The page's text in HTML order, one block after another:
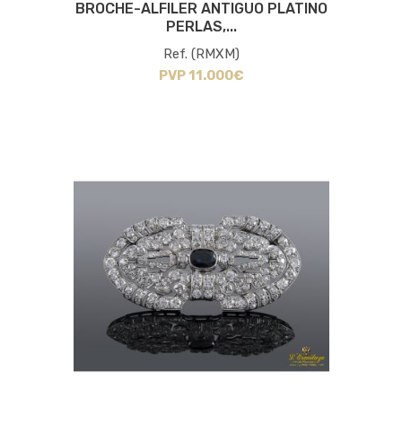
BROCHE-ALFILER ANTIGUO PLATINO
PERLAS,...
Ref. (RMXM)
PVP 11.000€